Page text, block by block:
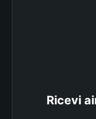
Ricevi